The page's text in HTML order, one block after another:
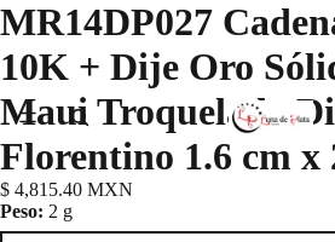
MR14DP027
10K + Dije Oro
Maui Troquelada
Florentino 1.6 cm x
$ 4,815.40 MXN
Peso: 2 g